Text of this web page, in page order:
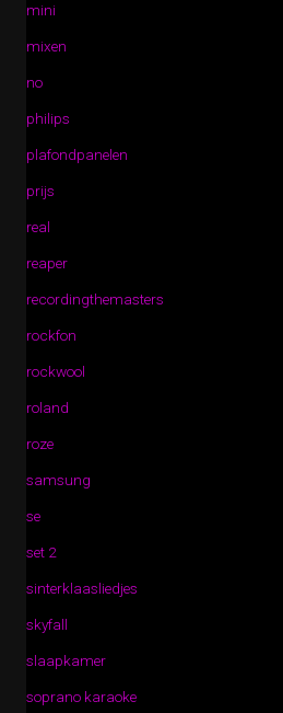
mini
mixen
no
philips
plafondpanelen
prijs
real
reaper
recordingthemasters
rockfon
rockwool
roland
roze
samsung
se
set 2
sinterklaasliedjes
skyfall
slaapkamer
soprano karaoke